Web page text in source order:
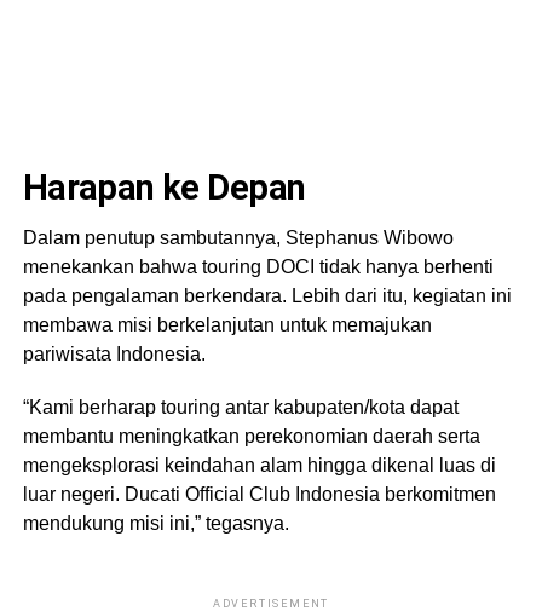
Harapan ke Depan
Dalam penutup sambutannya, Stephanus Wibowo
menekankan bahwa touring DOCI tidak hanya berhenti
pada pengalaman berkendara. Lebih dari itu, kegiatan ini
membawa misi berkelanjutan untuk memajukan
pariwisata Indonesia.
“Kami berharap touring antar kabupaten/kota dapat
membantu meningkatkan perekonomian daerah serta
mengeksplorasi keindahan alam hingga dikenal luas di
luar negeri. Ducati Official Club Indonesia berkomitmen
mendukung misi ini,” tegasnya.
ADVERTISEMENT